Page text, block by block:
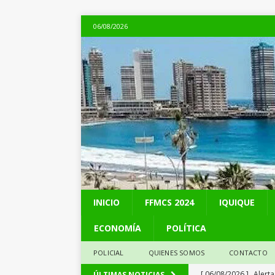
06/08/2026
INICIO FFMCS 2024 IQUIQUE
ECONOMÍA POLÍTICA
POLICIAL QUIENES SOMOS CONTACTO